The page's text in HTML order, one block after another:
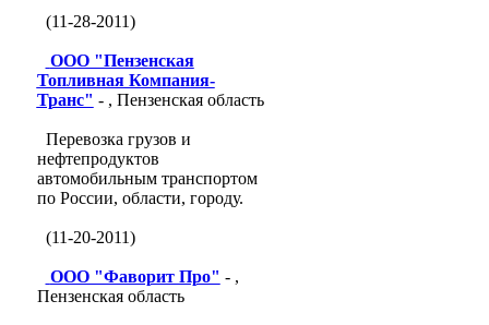
(11-28-2011)
ООО "Пензенская
Топливная Компания-
Транс" - , Пензенская область
Перевозка грузов и
нефтепродуктов
автомобильным транспортом
по России, области, городу.
(11-20-2011)
ООО "Фаворит Про" - ,
Пензенская область